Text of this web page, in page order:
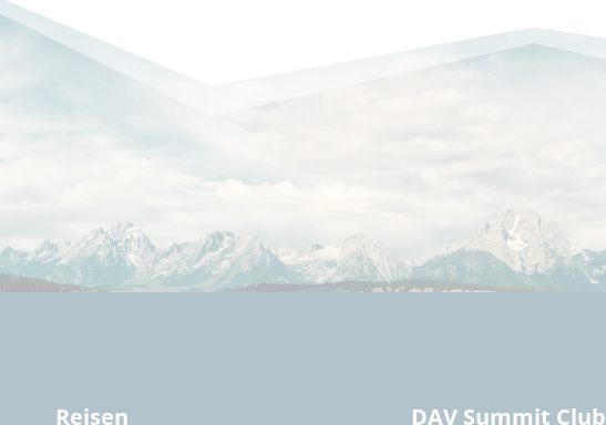
Reisen DAV Summit Club